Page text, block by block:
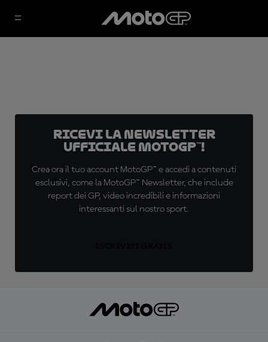
Ricevi la newsletter
ufficiale MotoGP™!
Crea ora il tuo account MotoGP™ e accedi a contenuti
esclusivi, come la MotoGP™ Newsletter, che include
report dei GP, video incredibili e informazioni
interessanti sul nostro sport.